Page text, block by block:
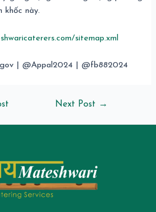
khốc này.
sitemap.xml
| @Appal2024 | @fb882024
Next Post →